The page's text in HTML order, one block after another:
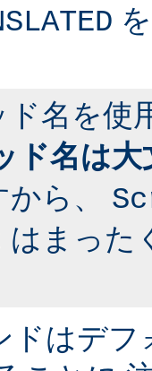
名を使
ド名は
ら、
はまった
ドはデフ